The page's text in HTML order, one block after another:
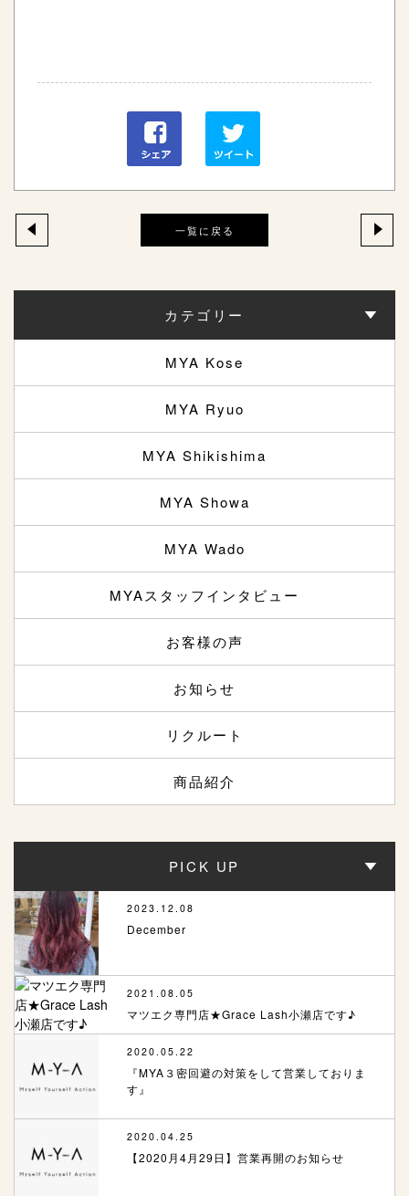
一覧に戻る
カテゴリー
MYA Kose
MYA Ryuo
MYA Shikishima
MYA Showa
MYA Wado
MYAスタッフインタビュー
お客様の声
お知らせ
リクルート
商品紹介
PICK UP
2023.12.08
December
2021.08.05
マツエク専門店★Grace Lash小瀬店です♪
2020.05.22
『MYA３密回避の対策をして営業しておりま
す』
2020.04.25
【2020月4月29日】営業再開のお知らせ